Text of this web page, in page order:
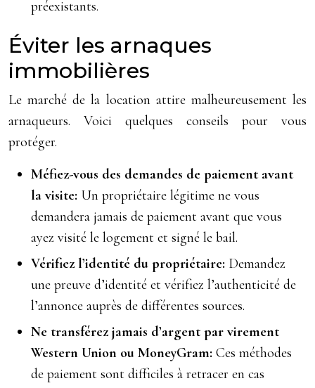
préexistants.
Éviter les arnaques
immobilières
Le marché de la location attire malheureusement les
arnaqueurs. Voici quelques conseils pour vous
protéger.
Méfiez-vous des demandes de paiement avant
la visite: Un propriétaire légitime ne vous
demandera jamais de paiement avant que vous
ayez visité le logement et signé le bail.
Vérifiez l’identité du propriétaire: Demandez
une preuve d’identité et vérifiez l’authenticité de
l’annonce auprès de différentes sources.
Ne transférez jamais d’argent par virement
Western Union ou MoneyGram: Ces méthodes
de paiement sont difficiles à retracer en cas